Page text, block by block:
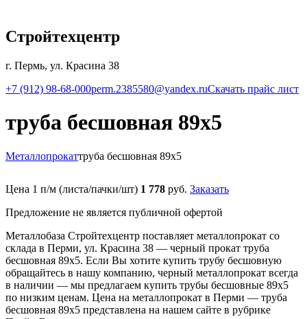
Стройтехцентр
г. Пермь, ул. Красина 38
+7 (912) 98-68-000perm.2385580@yandex.ruСкачать прайс лист
труба бесшовная 89х5
Металлопрокаттруба бесшовная 89х5
Цена 1 п/м (листа/пачки/шт) 1 778 руб. Заказать
Предложение не является публичной офертой
Металлобаза Стройтехцентр поставляет металлопрокат со
склада в Перми, ул. Красина 38 — черный прокат труба
бесшовная 89х5. Если Вы хотите купить трубу бесшовную
обращайтесь в нашу компанию, черный металлопрокат всегда
в наличии — мы предлагаем купить трубы бесшовные 89х5
по низким ценам. Цена на металлопрокат в Перми — труба
бесшовная 89х5 представлена на нашем сайте в рубрике